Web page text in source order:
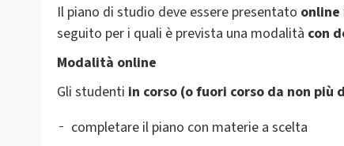
Il piano di studio deve essere presentato online
seguito per i quali è prevista una modalità con
Modalità online
Gli studenti in corso (o fuori corso da non più
completare il piano con materie a scelta